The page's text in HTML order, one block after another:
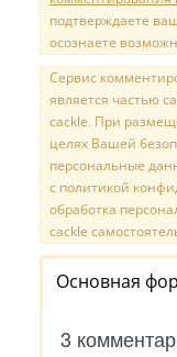
подтверждаете
осознаете
Сервис
является частью
cackle. При
целях Вашей
персональные
с политикой
обработка
cackle
Основная
3